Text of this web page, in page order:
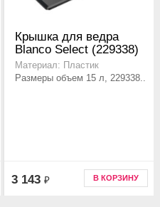
Крышка для ведра
Blanco Select (229338)
Материал: Пластик
Размеры объем 15 л, 229338..
3 143 ₽ В КОРЗИНУ